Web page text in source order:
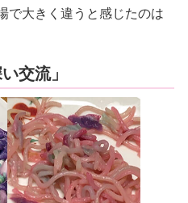
で大きく違うと感じたのは
交流」